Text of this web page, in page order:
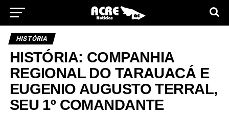
HISTÓRIA
HISTÓRIA: COMPANHIA
REGIONAL DO TARAUACÁ E
EUGENIO AUGUSTO TERRAL,
SEU 1º COMANDANTE